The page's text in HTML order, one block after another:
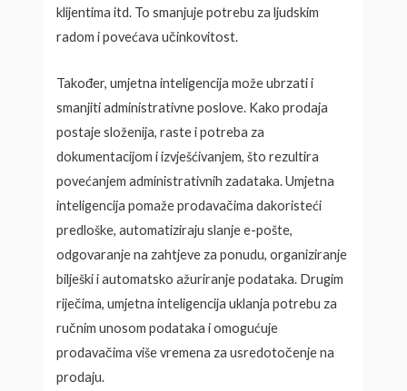
klijentima itd. To smanjuje potrebu za ljudskim
radom i povećava učinkovitost.
Također, umjetna inteligencija može ubrzati i
smanjiti administrativne poslove. Kako prodaja
postaje složenija, raste i potreba za
dokumentacijom i izvješćivanjem, što rezultira
povećanjem administrativnih zadataka. Umjetna
inteligencija pomaže prodavačima dakoristeći
predloške, automatiziraju slanje e-pošte,
odgovaranje na zahtjeve za ponudu, organiziranje
bilješki i automatsko ažuriranje podataka. Drugim
riječima, umjetna inteligencija uklanja potrebu za
ručnim unosom podataka i omogućuje
prodavačima više vremena za usredotočenje na
prodaju.